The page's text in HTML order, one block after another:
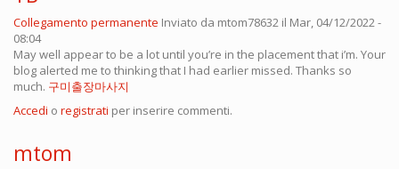
Collegamento permanente Inviato da mtom78632 il Mar, 04/12/2022 -
08:04
May well appear to be a lot until you’re in the placement that i’m. Your
blog alerted me to thinking that I had earlier missed. Thanks so
much. 구미출장마사지
Accedi o registrati per inserire commenti.
mtom